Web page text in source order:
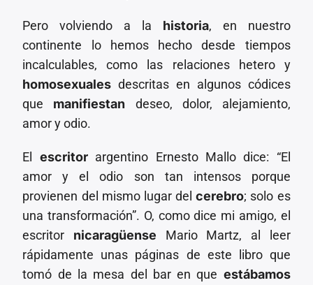
Pero volviendo a la historia, en nuestro
continente lo hemos hecho desde tiempos
incalculables, como las relaciones hetero y
homosexuales descritas en algunos códices
que manifiestan deseo, dolor, alejamiento,
amor y odio.
El escritorargentino Ernesto Mallo dice: “El
amor y el odio son tan intensos porque
provienen del mismo lugar delcerebro; solo es
una transformación”. O, como dice mi amigo, el
escritor nicaragüense Mario Martz, al leer
rápidamente unas páginas de este libro que
tomó de la mesa del bar en que estábamos